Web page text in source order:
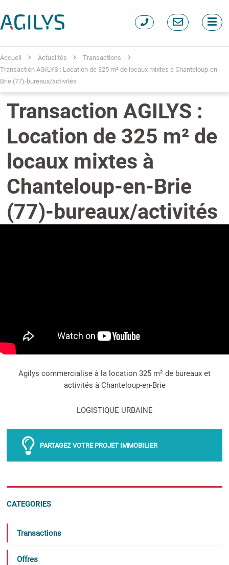
Accueil Actualités
Transactions
Transaction AGILYS : Location de 325 m² de locaux mixtes à Chanteloup-en-
Brie (77)-bureaux/activités
Transaction AGILYS :
Location de 325 m² de
locaux mixtes à
Chanteloup-en-Brie
(77)-bureaux/activités
Agilys commercialise à la location 325 m² de bureaux et
activités à Chanteloup-en-Brie
LOGISTIQUE URBAINE
PARTAGEZ VOTRE PROJET IMMOBILIER
CATEGORIES
Transactions
Offres